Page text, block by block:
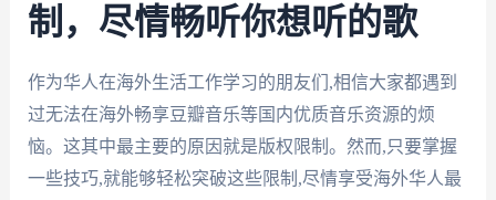
制，尽情畅听你想听的歌
作为华人在海外生活工作学习的朋友们,相信大家都遇到
过无法在海外畅享豆瓣音乐等国内优质音乐资源的烦
恼。这其中最主要的原因就是版权限制。然而,只要掌握
一些技巧,就能够轻松突破这些限制,尽情享受海外华人最